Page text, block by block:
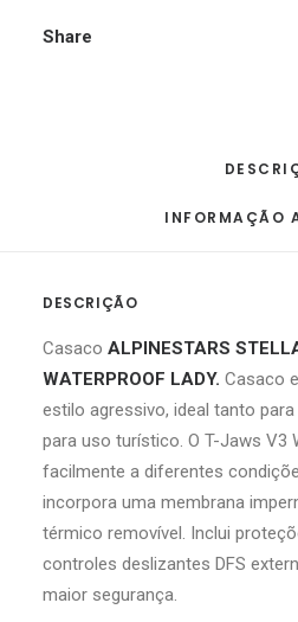
/
Share
INFORMAÇÃO
DESCRIÇÃO
Casaco ALPINESTARS
WATERPROOF LADY. Casaco
estilo agressivo, ideal tanto
para uso turístico. O T-Jaws V3
facilmente a diferentes
incorpora uma membrana
térmico removível. Inclui
controles deslizantes DFS
maior segurança.